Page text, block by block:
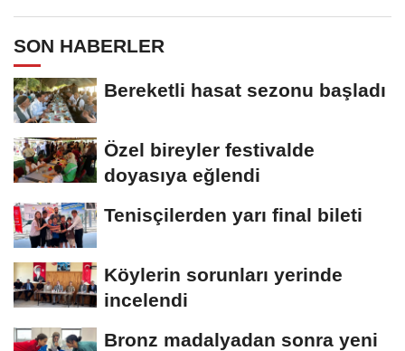
SON HABERLER
Bereketli hasat sezonu başladı
Özel bireyler festivalde
doyasıya eğlendi
Tenisçilerden yarı final bileti
Köylerin sorunları yerinde
incelendi
Bronz madalyadan sonra yeni